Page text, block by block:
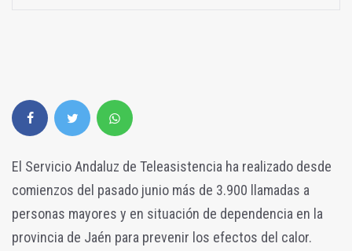
El Servicio Andaluz de Teleasistencia ha realizado desde
comienzos del pasado junio más de 3.900 llamadas a
personas mayores y en situación de dependencia en la
provincia de Jaén para prevenir los efectos del calor.